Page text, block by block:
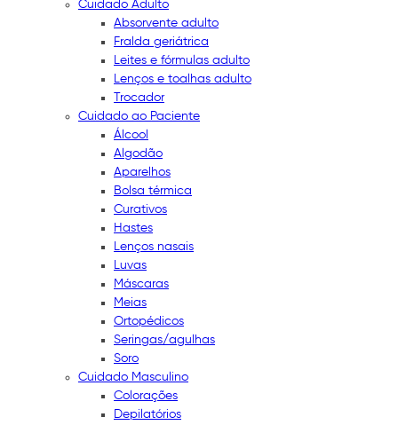
Cuidado Adulto
Absorvente adulto
Fralda geriátrica
Leites e fórmulas adulto
Lenços e toalhas adulto
Trocador
Cuidado ao Paciente
Álcool
Algodão
Aparelhos
Bolsa térmica
Curativos
Hastes
Lenços nasais
Luvas
Máscaras
Meias
Ortopédicos
Seringas/agulhas
Soro
Cuidado Masculino
Colorações
Depilatórios